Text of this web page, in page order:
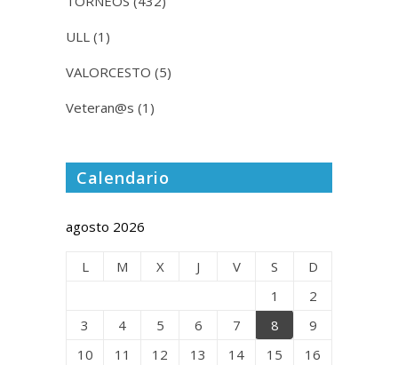
ULL (1)
VALORCESTO (5)
Veteran@s (1)
Calendario
agosto 2026
L M X J V S
D
1
2
3
4 5 6 7 8
9
10
11 12 13 14 15
16